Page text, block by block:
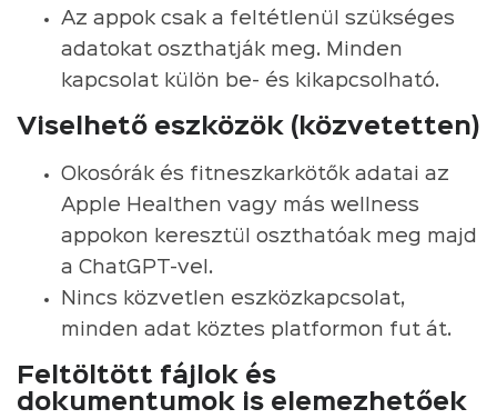
Az appok csak a feltétlenül szükséges
adatokat oszthatják meg. Minden
kapcsolat külön be- és kikapcsolható.
Viselhető eszközök (közvetetten)
Okosórák és fitneszkarkötők adatai az
Apple Healthen vagy más wellness
appokon keresztül oszthatóak meg majd
a ChatGPT-vel.
Nincs közvetlen eszközkapcsolat,
minden adat köztes platformon fut át.
Feltöltött fájlok és
dokumentumok is elemezhetőek